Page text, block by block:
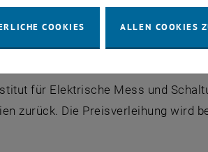
Betreuung der Dissertation des
für die Förderung der
etc.) verwendet.
für Elektrische Mess und
zurück. Die Preisverleihung wird
COOKIES ALLEN COOKIES